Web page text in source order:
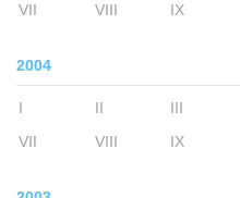
VII
VIII IX
2004
I II III
VII
VIII IX